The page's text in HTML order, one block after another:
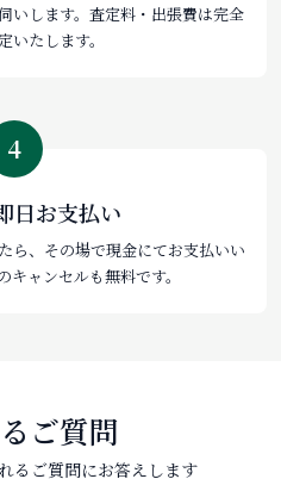
いします。査定料・出張費は完全
たします。
4
日お支払い
ら、その場で現金にてお支払いい
ャンセルも無料です。
ご質問
るご質問にお答えします